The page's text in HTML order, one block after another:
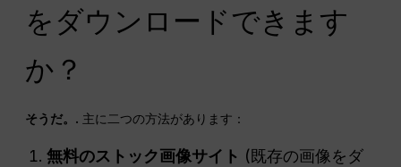
をダウンロードできます
か？
そうだ。. 主に二つの方法があります：
無料のストック画像サイト (既存の画像をダ